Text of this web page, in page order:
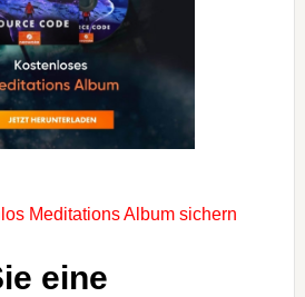
Meditations Album sichern
eine